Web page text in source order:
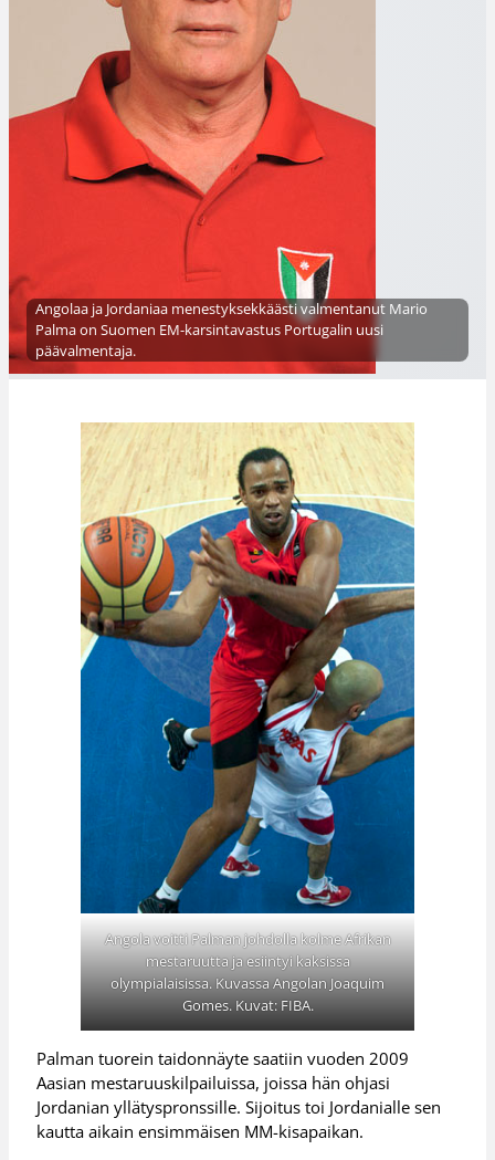
Angolaa ja Jordaniaa menestyksekkäästi valmentanut Mario
Palma on Suomen EM-karsintavastus Portugalin uusi
päävalmentaja.
Angola voitti Palman johdolla kolme Afrikan
mestaruutta ja esiintyi kaksissa
olympialaisissa. Kuvassa Angolan Joaquim
Gomes. Kuvat: FIBA.
Palman tuorein taidonnäyte saatiin vuoden 2009
Aasian mestaruuskilpailuissa, joissa hän ohjasi
Jordanian yllätyspronssille. Sijoitus toi Jordanialle sen
kautta aikain ensimmäisen MM-kisapaikan.